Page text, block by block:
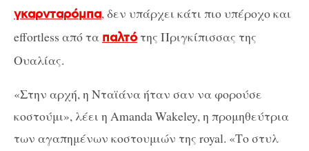
γκαρνταρόμπα, δεν υπάρχει κάτι πιο υπέροχο και
effortless από τα παλτότης Πριγκίπισσας της
Ουαλίας.
«Στην αρχή, η Νταϊάνα ήταν σαν να φορούσε
κοστούμι», λέει η Amanda Wakeley, η προμηθεύτρια
των αγαπημένων κοστουμιών της royal. «Το στυλ